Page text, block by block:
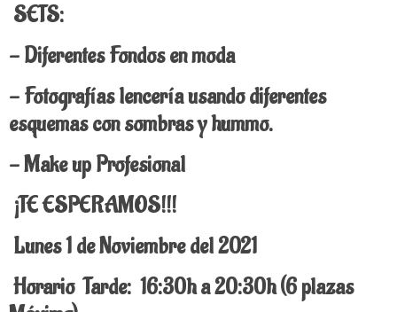
SETS:
- Diferentes Fondos en moda
- Fotografías lencería usando diferentes
esquemas con sombras y hummo.
- Make up Profesional
¡TE ESPERAMOS!!!
Lunes 1 de Noviembre del 2021
Horario Tarde: 16:30h a 20:30h (6 plazas